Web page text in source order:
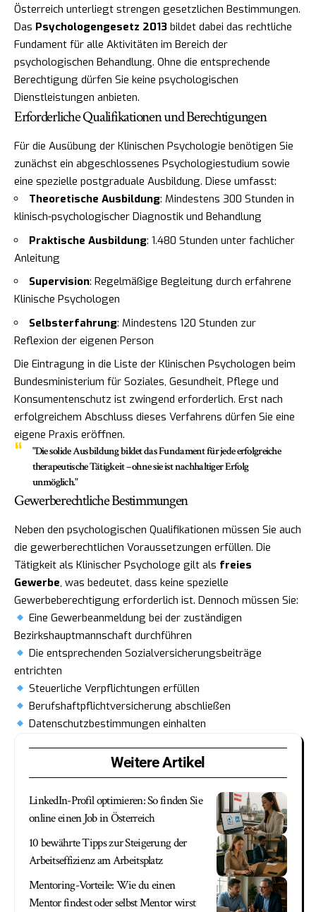
Österreich unterliegt strengen gesetzlichen Bestimmungen.
Das Psychologengesetz 2013 bildet dabei das rechtliche
Fundament für alle Aktivitäten im Bereich der
psychologischen Behandlung. Ohne die entsprechende
Berechtigung dürfen Sie keine psychologischen
Dienstleistungen anbieten.
Erforderliche Qualifikationen und Berechtigungen
Für die Ausübung der Klinischen Psychologie benötigen Sie
zunächst ein abgeschlossenes Psychologiestudium sowie
eine spezielle postgraduale Ausbildung. Diese umfasst:
Theoretische Ausbildung: Mindestens 300 Stunden in
klinisch-psychologischer Diagnostik und Behandlung
Praktische Ausbildung: 1.480 Stunden unter fachlicher
Anleitung
Supervision: Regelmäßige Begleitung durch erfahrene
Klinische Psychologen
Selbsterfahrung: Mindestens 120 Stunden zur
Reflexion der eigenen Person
Die Eintragung in die Liste der Klinischen Psychologen beim
Bundesministerium für Soziales, Gesundheit, Pflege und
Konsumentenschutz ist zwingend erforderlich. Erst nach
erfolgreichem Abschluss dieses Verfahrens dürfen Sie eine
eigene Praxis eröffnen.
"Die solide Ausbildung bildet das Fundament für jede erfolgreiche
therapeutische Tätigkeit – ohne sie ist nachhaltiger Erfolg
unmöglich."
Gewerberechtliche Bestimmungen
Neben den psychologischen Qualifikationen müssen Sie auch
die gewerberechtlichen Voraussetzungen erfüllen. Die
Tätigkeit als Klinischer Psychologe gilt als freies
Gewerbe, was bedeutet, dass keine spezielle
Gewerbeberechtigung erforderlich ist. Dennoch müssen Sie:
Eine Gewerbeanmeldung bei der zuständigen
Bezirkshauptmannschaft durchführen
Die entsprechenden Sozialversicherungsbeiträge
entrichten
Steuerliche Verpflichtungen erfüllen
Berufshaftpflichtversicherung abschließen
Datenschutzbestimmungen einhalten
Weitere Artikel
LinkedIn-Profil optimieren: So finden Sie
online einen Job in Österreich
10 bewährte Tipps zur Steigerung der
Arbeitseffizienz am Arbeitsplatz
Mentoring-Vorteile: Wie du einen
Mentor findest oder selbst Mentor wirst